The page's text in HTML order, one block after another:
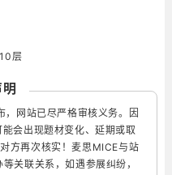
层
网站已尽严格审核义务。因
会出现题材变化、延期或取
方再次核实！麦思MICE与站
关联关系，如遇参展纠纷，